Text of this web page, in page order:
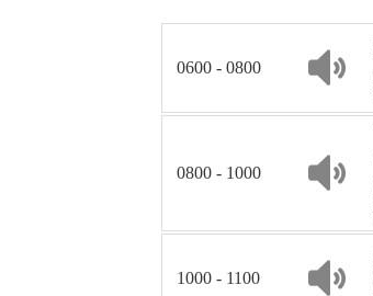
0600 - 0800
0800 - 1000
1000 - 1100